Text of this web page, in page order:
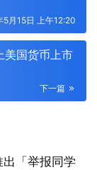
5月15日 上午12:20
美国货币上市
下一篇
「举报同学